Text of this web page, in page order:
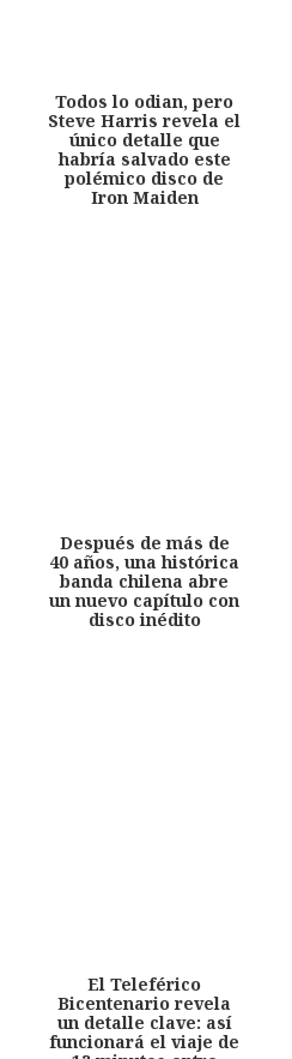
Todos lo odian, pero
Steve Harris revela el
único detalle que
habría salvado este
polémico disco de
Iron Maiden
Después de más de
40 años, una histórica
banda chilena abre
un nuevo capítulo con
disco inédito
El Teleférico
Bicentenario revela
un detalle clave: así
funcionará el viaje de